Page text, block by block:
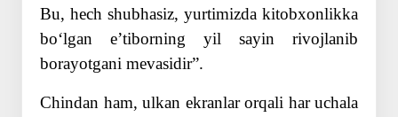
Bu, hech shubhasiz, yurtimizda kitobxonlikka
boʻlgan eʼtiborning yil sa­yin rivojlanib
borayotgani mevasidir”.
Chindan ham, ulkan ekranlar orqali har uchala